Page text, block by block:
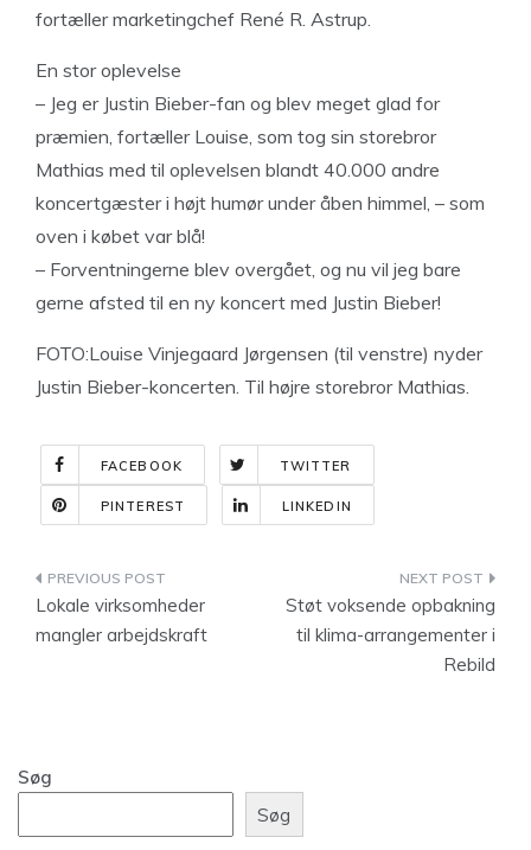
fortæller marketingchef René R. Astrup.
En stor oplevelse
– Jeg er Justin Bieber-fan og blev meget glad for
præmien, fortæller Louise, som tog sin storebror
Mathias med til oplevelsen blandt 40.000 andre
koncertgæster i højt humør under åben himmel, – som
oven i købet var blå!
– Forventningerne blev overgået, og nu vil jeg bare
gerne afsted til en ny koncert med Justin Bieber!
FOTO:Louise Vinjegaard Jørgensen (til venstre) nyder
Justin Bieber-koncerten. Til højre storebror Mathias.
FACEBOOK TWITTER
PINTEREST LINKEDIN
Indlægsnavigation
Lokale virksomheder
mangler arbejdskraft
Støt voksende opbakning
til klima-arrangementer i
Rebild
Søg
Søg